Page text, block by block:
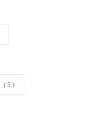
(5)